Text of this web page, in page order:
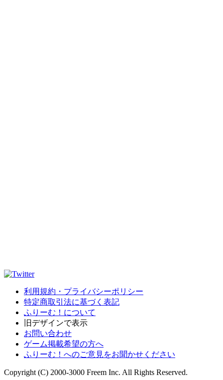
利用規約・プライバシーポリシー
特定商取引法に基づく表記
ふりーむ！について
旧デザインで表示
お問い合わせ
ゲーム掲載希望の方へ
ふりーむ！へのご意見をお聞かせください
Copyright (C) 2000-3000 Freem Inc. All Rights Reserved.